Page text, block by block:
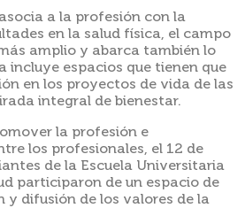
a la profesión con la
en la salud física, el campo
amplio y abarca también lo
incluye espacios que tienen que
en los proyectos de vida de las
integral de bienestar.
la profesión e
los profesionales, el 12 de
de la Escuela Universitaria
participaron de un espacio de
y difusión de los valores de la